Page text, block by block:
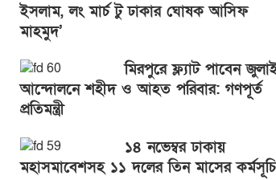
ইসলাম, লং মার্চ টু ঢাকার ঘোষক আসিফ
মাহমুদ’
মিরপুরে ফ্ল্যাট পাবেন
আন্দোলনে শহীদ ও আহত পরিবার: গণপূর্ত
প্রতিমন্ত্রী
১৪ নভেম্বর ঢাকায়
মহাসমাবেশসহ ১১ দলের তিন মাসের কর্মসূচি